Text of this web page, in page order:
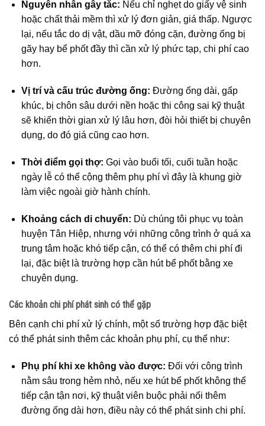
Nguyên nhân gây tắc: Nếu chỉ nghẹt do giấy vệ sinh
hoặc chất thải mềm thì xử lý đơn giản, giá thấp. Ngược
lại, nếu tắc do dị vật, dầu mỡ đóng cặn, đường ống bị
gãy hay bể phốt đầy thì cần xử lý phức tạp, chi phí cao
hơn.
Vị trí và cấu trúc đường ống: Đường ống dài, gấp
khúc, bị chôn sâu dưới nền hoặc thi công sai kỹ thuật
sẽ khiến thời gian xử lý lâu hơn, đòi hỏi thiết bị chuyên
dụng, do đó giá cũng cao hơn.
Thời điểm gọi thợ: Gọi vào buổi tối, cuối tuần hoặc
ngày lễ có thể cộng thêm phụ phí vì đây là khung giờ
làm việc ngoài giờ hành chính.
Khoảng cách di chuyển: Dù chúng tôi phục vụ toàn
huyện Tân Hiệp, nhưng với những công trình ở quá xa
trung tâm hoặc khó tiếp cận, có thể có thêm chi phí đi
lại, đặc biệt là trường hợp cần hút bể phốt bằng xe
chuyên dụng.
Các khoản chi phí phát sinh có thể gặp
Bên cạnh chi phí xử lý chính, một số trường hợp đặc biệt
có thể phát sinh thêm các khoản phụ phí, cụ thể như:
Phụ phí khi xe không vào được: Đối với công trình
nằm sâu trong hẻm nhỏ, nếu xe hút bể phốt không thể
tiếp cận tận nơi, kỹ thuật viên buộc phải nối thêm
đường ống dài hơn, điều này có thể phát sinh chi phí.